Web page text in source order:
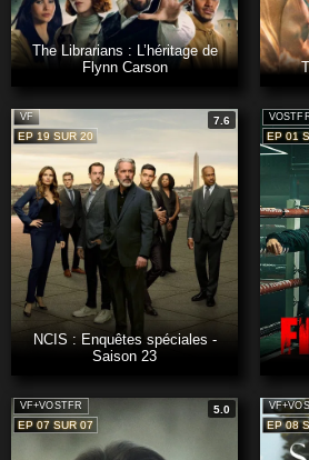
The Librarians : L’héritage de
Flynn Carson
VF
7.6
EP 19 SUR 20
NCIS : Enquêtes spéciales -
Saison 23
EP 01
VF+VOSTFR
5.0
EP 07 SUR 07
EP 08